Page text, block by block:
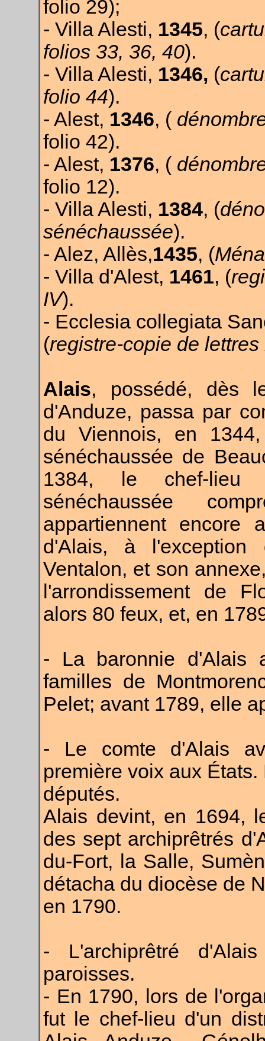
folio 29);
- Villa Alesti, 1345, (
folios 33, 36, 40).
- Villa Alesti, 1346, (
folio 44).
- Alest, 1346, (
folio 42).
- Alest, 1376, (
folio 12).
- Villa Alesti, 1384, (
sénéchaussée).
- Alez, Allès,1435, (
- Villa d'Alest, 1461, (
IV).
- Ecclesia collegiata
(registre-copie de
Alais, possédé, dès
d'Anduze, passa par
du Viennois, en
sénéchaussée de
1384, le chef-lieu
sénéchaussée
appartiennent encore
d'Alais, à l'exception
Ventalon, et son
l'arrondissement de
alors 80 feux, et, en
- La baronnie d'Alais
familles de
Pelet; avant 1789, elle
- Le comte d'Alais
première voix aux
députés.
Alais devint, en 1694,
des sept archiprêtrés
du-Fort, la Salle,
détacha du diocèse de
en 1790.
- L'archiprêtré
paroisses.
- En 1790, lors de
fut le chef-lieu d'un